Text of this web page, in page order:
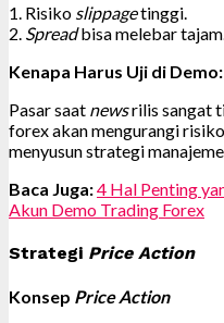
1. Risiko slippagetinggi.
2. Spreadbisa melebar tajam.
Kenapa Harus Uji di Demo:
Pasar saat newsrilis sangat
forex akan mengurangi
menyusun strategi
Baca Juga:4 Hal Penting
Akun Demo Trading Forex
Strategi Price Action
Konsep Price Action